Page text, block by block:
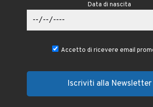
Data di nascita
Accetto di ricevere email